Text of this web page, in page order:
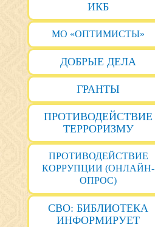
ИКБ
МО «ОПТИМИСТЫ»
ДОБРЫЕ ДЕЛА
ГРАНТЫ
ПРОТИВОДЕЙСТВИЕ
ТЕРРОРИЗМУ
ПРОТИВОДЕЙСТВИЕ
КОРРУПЦИИ (ОНЛАЙН-
ОПРОС)
СВО: БИБЛИОТЕКА
ИНФОРМИРУЕТ